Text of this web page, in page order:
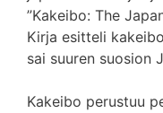
”Kakeibo: The
Kirja esitteli
sai suuren suosion
Kakeibo perustuu